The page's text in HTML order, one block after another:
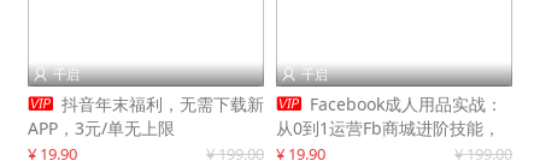
 千启
 抖音年末福利，无需下载新
APP，3元/单无上限
¥ 19.90 ¥ 199.00
 千启
 Facebook成人用品实战：
从0到1运营Fb商城进阶技能，
快速提升订单转化与店铺收益
¥ 19.90 ¥ 199.00